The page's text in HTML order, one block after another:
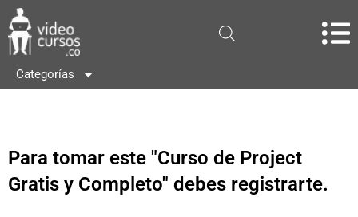
Categorías
Para tomar este "Curso de Project
Gratis y Completo" debes registrarte.